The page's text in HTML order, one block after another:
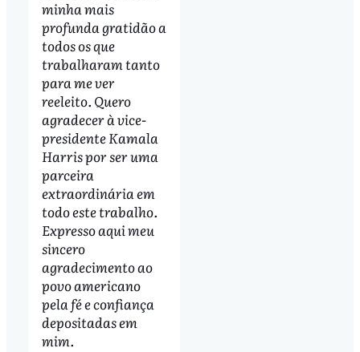
minha mais
profunda gratidão a
todos os que
trabalharam tanto
para me ver
reeleito. Quero
agradecer à vice-
presidente Kamala
Harris por ser uma
parceira
extraordinária em
todo este trabalho.
Expresso aqui meu
sincero
agradecimento ao
povo americano
pela fé e confiança
depositadas em
mim.